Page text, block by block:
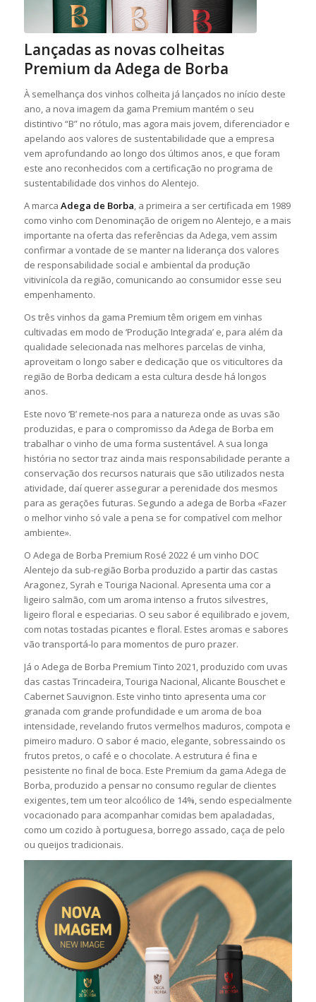
Lançadas as novas colheitas
Premium da Adega de Borba
À semelhança dos vinhos colheita já lançados no início deste
ano, a nova imagem da gama Premium mantém o seu
distintivo “B” no rótulo, mas agora mais jovem, diferenciador e
apelando aos valores de sustentabilidade que a empresa
vem aprofundando ao longo dos últimos anos, e que foram
este ano reconhecidos com a certificação no programa de
sustentabilidade dos vinhos do Alentejo.
A marca Adega de Borba, a primeira a ser certificada em 1989
como vinho com Denominação de origem no Alentejo, e a mais
importante na oferta das referências da Adega, vem assim
confirmar a vontade de se manter na liderança dos valores
de responsabilidade social e ambiental da produção
vitivinícola da região, comunicando ao consumidor esse seu
empenhamento.
Os três vinhos da gama Premium têm origem em vinhas
cultivadas em modo de ‘Produção Integrada’ e, para além da
qualidade selecionada nas melhores parcelas de vinha,
aproveitam o longo saber e dedicação que os viticultores da
região de Borba dedicam a esta cultura desde há longos
anos.
Este novo ‘B’ remete-nos para a natureza onde as uvas são
produzidas, e para o compromisso da Adega de Borba em
trabalhar o vinho de uma forma sustentável. A sua longa
história no sector traz ainda mais responsabilidade perante a
conservação dos recursos naturais que são utilizados nesta
atividade, daí querer assegurar a perenidade dos mesmos
para as gerações futuras. Segundo a adega de Borba «Fazer
o melhor vinho só vale a pena se for compatível com melhor
ambiente».
O Adega de Borba Premium Rosé 2022 é um vinho DOC
Alentejo da sub-região Borba produzido a partir das castas
Aragonez, Syrah e Touriga Nacional. Apresenta uma cor a
ligeiro salmão, com um aroma intenso a frutos silvestres,
ligeiro floral e especiarias. O seu sabor é equilibrado e jovem,
com notas tostadas picantes e floral. Estes aromas e sabores
vão transportá-lo para momentos de puro prazer.
Já o Adega de Borba Premium Tinto 2021, produzido com uvas
das castas Trincadeira, Touriga Nacional, Alicante Bouschet e
Cabernet Sauvignon. Este vinho tinto apresenta uma cor
granada com grande profundidade e um aroma de boa
intensidade, revelando frutos vermelhos maduros, compota e
pimeiro maduro. O sabor é macio, elegante, sobressaindo os
frutos pretos, o café e o chocolate. A estrutura é fina e
pesistente no final de boca. Este Premium da gama Adega de
Borba, produzido a pensar no consumo regular de clientes
exigentes, tem um teor alcoólico de 14%, sendo especialmente
vocacionado para acompanhar comidas bem apaladadas,
como um cozido à portuguesa, borrego assado, caça de pelo
ou queijos tradicionais.